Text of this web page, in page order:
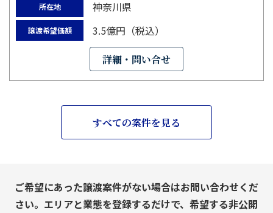
所在地 神奈川県
譲渡希望価額 3.5億円（税込）
詳細・問い合せ
すべての案件を見る
ご希望にあった譲渡案件がない場合はお問い合わせくだ
さい。エリアと業態を登録するだけで、希望する非公開